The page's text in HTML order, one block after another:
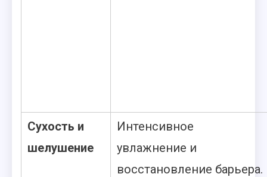
Сухость и
шелушение
Интенсивное
увлажнение и
восстановление барьера.